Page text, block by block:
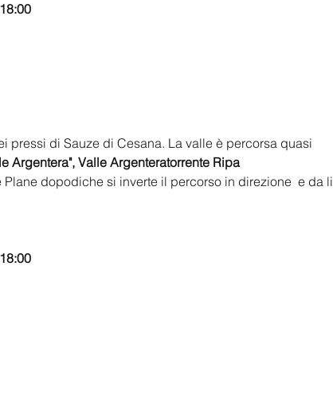
pressi di Sauze di Cesana. La valle è percorsa quasi
Argentera", Valle Argenteratorrente Ripa
dopodiche si inverte il percorso in direzione e da li